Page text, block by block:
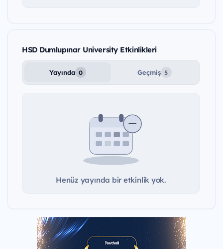
HSD Dumlupınar University Etkinlikleri
Yayında 0 Geçmiş 5
Henüz yayında bir etkinlik yok.